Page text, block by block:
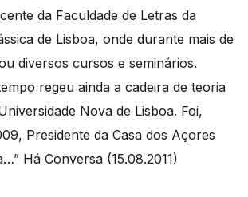
da Faculdade de Letras da
de Lisboa, onde durante mais de
diversos cursos e seminários.
regeu ainda a cadeira de teoria
Nova de Lisboa. Foi,
Presidente da Casa dos Açores
Há Conversa (15.08.2011)